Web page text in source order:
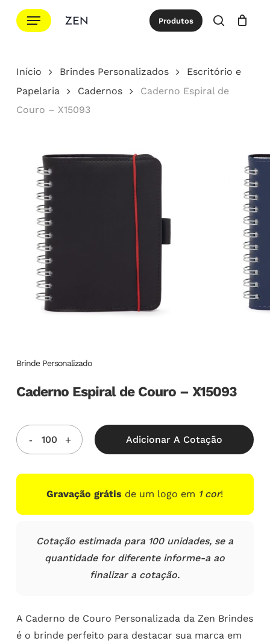
para
principal
Menu Produtos
procurar
Cotação Close
Início Brindes Personalizados
Escritório e
Papelaria
Cadernos
Caderno Espiral de
Couro – X15093
Brinde Personalizado
Caderno Espiral de Couro – X15093
Adicionar A Cotação
Gravação grátis de um logo em 1 cor!
Cotação estimada para 100 unidades, se a
quantidade for diferente informe-a ao
finalizar a cotação.
A Caderno de Couro Personalizada da Zen Brindes
é o brinde perfeito para destacar sua marca em